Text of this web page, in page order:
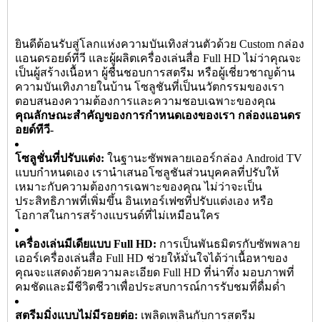
ยินดีต้อนรับสู่โลกแห่งความบันเทิงส่วนตัวด้วย Custom กล่อง
แอนดรอยด์ทีวี และผู้ผลิตเครื่องเล่นสื่อ Full HD ไม่ว่าคุณจะ
เป็นผู้สร้างเนื้อหา ผู้ชื่นชอบการสตรีม หรือผู้เชี่ยวชาญด้าน
ความบันเทิงภายในบ้าน โซลูชันที่เป็นนวัตกรรมของเรา
ตอบสนองความต้องการและความชอบเฉพาะของคุณ
คุณลักษณะสำคัญของการกำหนดเองของเรา กล่องแอนดร
อยด์ทีวี-
โซลูชั่นที่ปรับแต่ง: ในฐานะซัพพลายเออร์กล่อง Android TV
แบบกำหนดเอง เรานำเสนอโซลูชันส่วนบุคคลที่ปรับให้
เหมาะกับความต้องการเฉพาะของคุณ ไม่ว่าจะเป็น
ประสิทธิภาพที่เพิ่มขึ้น อินเทอร์เฟซที่ปรับแต่งเอง หรือ
โอกาสในการสร้างแบรนด์ที่ไม่เหมือนใคร
เครื่องเล่นมีเดียแบบ Full HD: การเป็นพันธมิตรกับซัพพลาย
เออร์เครื่องเล่นสื่อ Full HD ช่วยให้มั่นใจได้ว่าเนื้อหาของ
คุณจะแสดงด้วยความละเอียด Full HD ที่น่าทึ่ง มอบภาพที่
คมชัดและมีชีวิตชีวาเพื่อประสบการณ์การรับชมที่ดื่มด่ำ
สตรีมมิ่งแบบไม่มีรอยต่อ: เพลิดเพลินกับการสตรีม